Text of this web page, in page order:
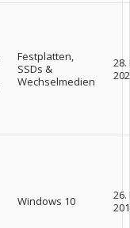
Festplatten,
SSDs &
Wechselmedien
Windows 10
26.